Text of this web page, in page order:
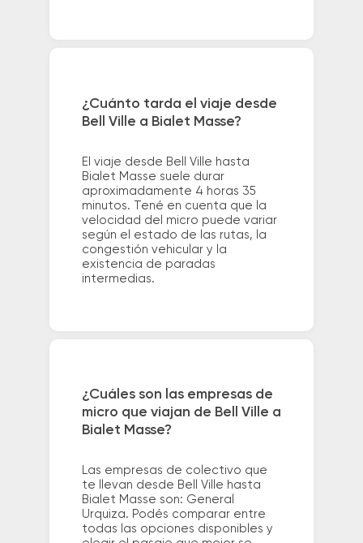
¿Cuánto tarda el viaje desde
Bell Ville a Bialet Masse?
El viaje desde Bell Ville hasta
Bialet Masse suele durar
aproximadamente 4 horas 35
minutos. Tené en cuenta que la
velocidad del micro puede variar
según el estado de las rutas, la
congestión vehicular y la
existencia de paradas
intermedias.
¿Cuáles son las empresas de
micro que viajan de Bell Ville a
Bialet Masse?
Las empresas de colectivo que
te llevan desde Bell Ville hasta
Bialet Masse son: General
Urquiza. Podés comparar entre
todas las opciones disponibles y